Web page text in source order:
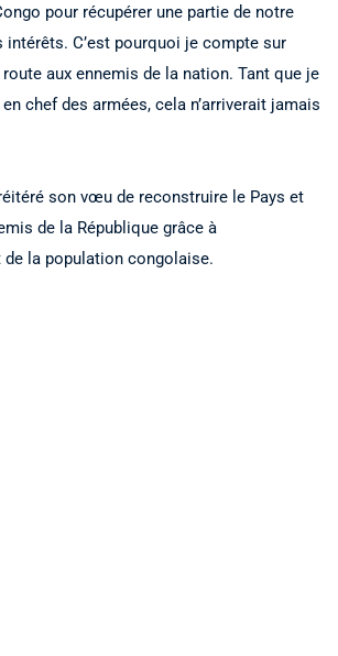
pour récupérer une partie de notre
C’est pourquoi je compte sur
aux ennemis de la nation. Tant que je
chef des armées, cela n’arriverait jamais
son vœu de reconstruire le Pays et
de la République grâce à
de la population congolaise.